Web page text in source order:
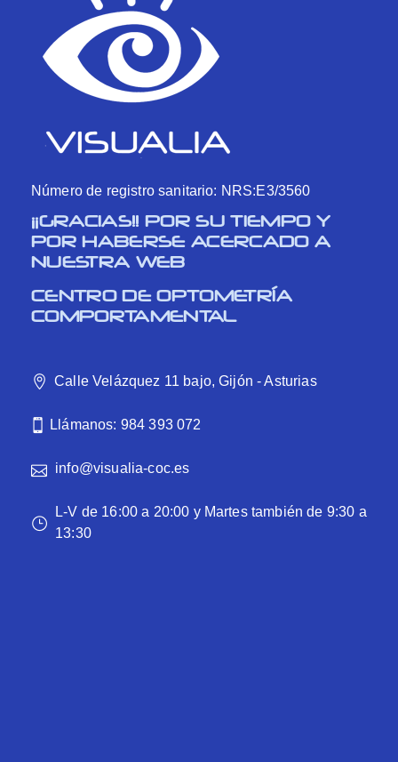
Número de registro sanitario: NRS:E3/3560
¡¡GRACIAS!! POR SU TIEMPO Y
POR HABERSE ACERCADO A
NUESTRA WEB
CENTRO DE OPTOMETRÍA
COMPORTAMENTAL
Calle Velázquez 11 bajo, Gijón - Asturias
Llámanos: 984 393 072
info@visualia-coc.es
L-V de 16:00 a 20:00 y Martes también de 9:30 a
13:30